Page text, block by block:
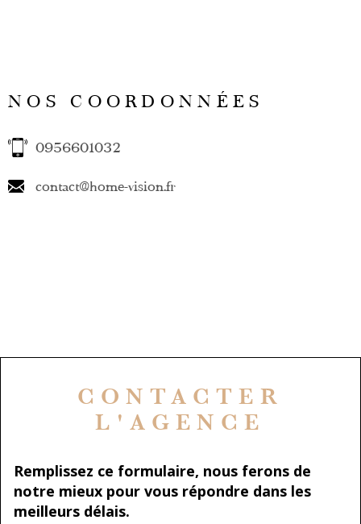
NOS COORDONNÉES
0956601032
contact@home-vision.fr
CONTACTER
L'AGENCE
Remplissez ce formulaire, nous ferons de
notre mieux pour vous répondre dans les
meilleurs délais.